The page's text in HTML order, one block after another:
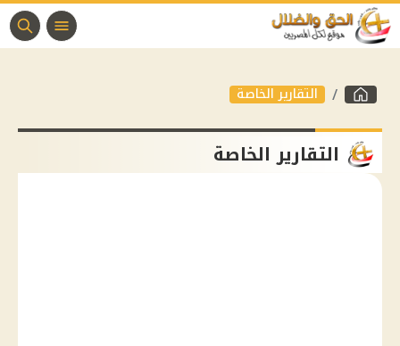
التقارير الخاصة
التقارير الخاصة